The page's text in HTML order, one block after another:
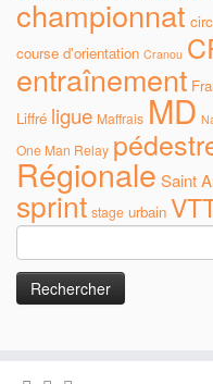
championnat
course d'orientation Cranou
entraînement
Liffré ligue Maffrais MD
One Man Relay
Régionale Saint
sprint stage urbain